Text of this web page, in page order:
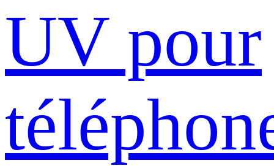
UV pour